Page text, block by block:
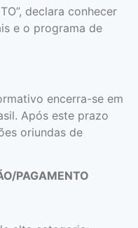
declara conhecer
e o programa de
encerra-se em
Após este prazo
oriundas de
PAGAMENTO